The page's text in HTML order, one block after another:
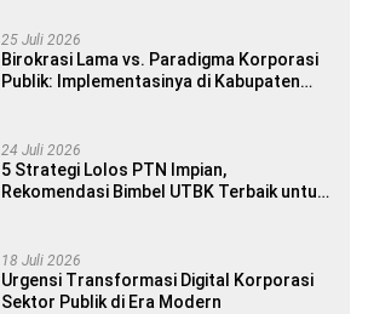
25 Juli 2026
Birokrasi Lama vs. Paradigma Korporasi
Publik: Implementasinya di Kabupaten
24 Juli 2026
5 Strategi Lolos PTN Impian,
Rekomendasi Bimbel UTBK Terbaik untuk
18 Juli 2026
Urgensi Transformasi Digital Korporasi
Sektor Publik di Era Modern